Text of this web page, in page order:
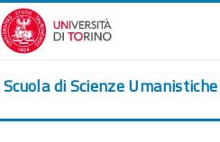
Passer au contenu principal
Scuola di Scienze Umanistiche